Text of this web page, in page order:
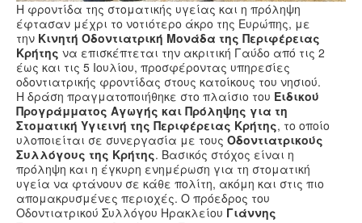
Η φροντίδα της στοματικής υγείας και η πρόληψη
έφτασαν μέχρι το νοτιότερο άκρο της Ευρώπης, με
την Κινητή Οδοντιατρική Μονάδα της Περιφέρειας
Κρήτης να επισκέπτεται την ακριτική Γαύδο από τις 2
έως και τις 5 Ιουλίου, προσφέροντας υπηρεσίες
οδοντιατρικής φροντίδας στους κατοίκους του νησιού.
Η δράση πραγματοποιήθηκε στο πλαίσιο του Ειδικού
Προγράμματος Αγωγής και Πρόληψης για τη
Στοματική Υγιεινή της Περιφέρειας Κρήτης, το οποίο
υλοποιείται σε συνεργασία με τους Οδοντιατρικούς
Συλλόγους της Κρήτης. Βασικός στόχος είναι η
πρόληψη και η έγκυρη ενημέρωση για τη στοματική
υγεία να φτάνουν σε κάθε πολίτη, ακόμη και στις πιο
απομακρυσμένες περιοχές. Ο πρόεδρος του
Οδοντιατρικού Συλλόγου Ηρακλείου Γιάννης